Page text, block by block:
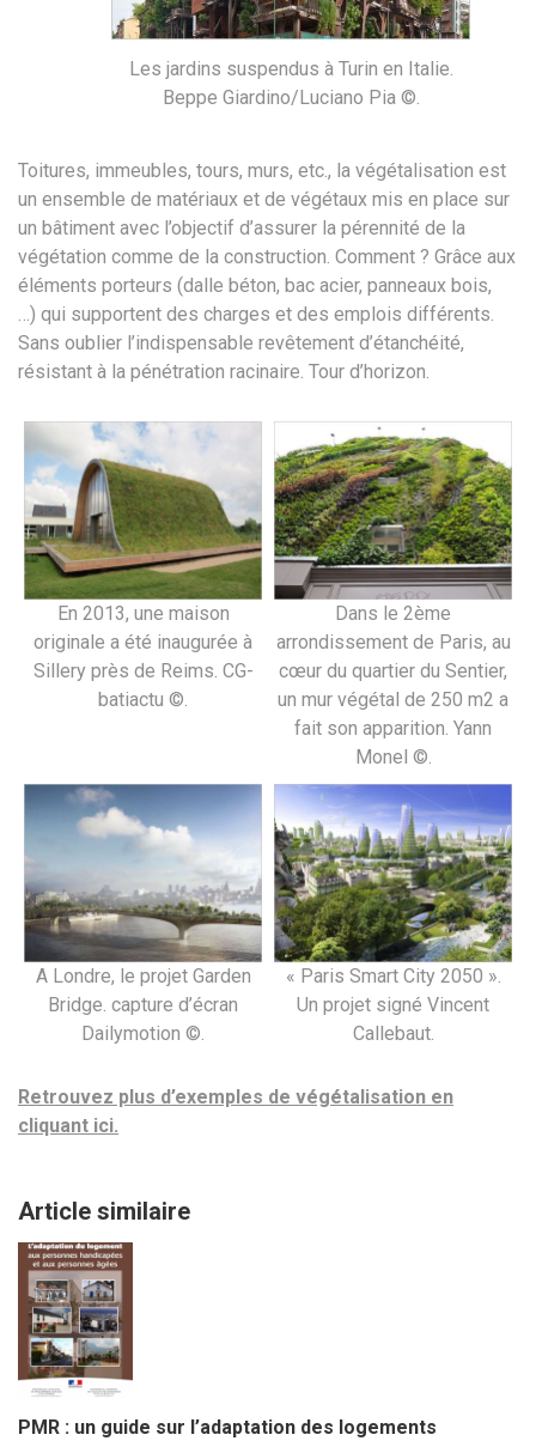
Les jardins suspendus à Turin en Italie.
Beppe Giardino/Luciano Pia ©.
Toitures, immeubles, tours, murs, etc., la végétalisation est
un ensemble de matériaux et de végétaux mis en place sur
un bâtiment avec l’objectif d’assurer la pérennité de la
végétation comme de la construction. Comment ? Grâce aux
éléments porteurs (dalle béton, bac acier, panneaux bois,
…) qui supportent des charges et des emplois différents.
Sans oublier l’indispensable revêtement d’étanchéité,
résistant à la pénétration racinaire. Tour d’horizon.
En 2013, une maison
originale a été inaugurée à
Sillery près de Reims. CG-
batiactu ©.
Dans le 2ème
arrondissement de Paris, au
cœur du quartier du Sentier,
un mur végétal de 250 m2 a
fait son apparition. Yann
Monel ©.
A Londre, le projet Garden
Bridge. capture d’écran
Dailymotion ©.
« Paris Smart City 2050 ».
Un projet signé Vincent
Callebaut.
Retrouvez plus d’exemples de végétalisation en
cliquant ici.
Article similaire
PMR : un guide sur l’adaptation des logements